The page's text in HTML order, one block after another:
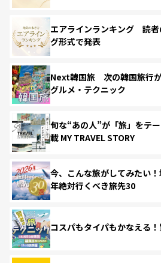
エアラインランキング 読者
グ形式で発表
Next韓国旅 次の韓国旅行が
グルメ・テクニック
旬な“あの人”が「旅」をテ
載 MY TRAVEL STORY
今、こんな旅がしてみたい
年絶対行くべき旅先30
コスパもタイパもかなえる